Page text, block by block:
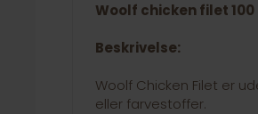
Woolf chicken filet 100
Beskrivelse:
Woolf Chicken Filet er
eller farvestoffer.